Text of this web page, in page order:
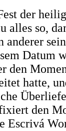
der
alles so,
Datum
den
hatte,
den
Escrivá